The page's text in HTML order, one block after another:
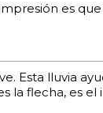
es
Esta lluvia
la flecha, es el